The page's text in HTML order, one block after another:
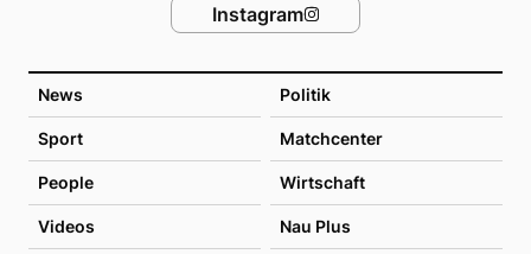
News Politik
Sport Matchcenter
People Wirtschaft
Videos Nau Plus
Instagram